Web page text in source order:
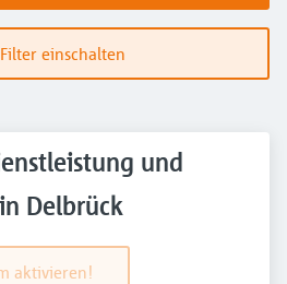
Filter einschalten
und
Delbrück
aktivieren!